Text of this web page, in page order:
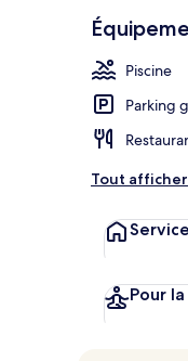
de
Piscine
Parking
Tout afficher
Pour